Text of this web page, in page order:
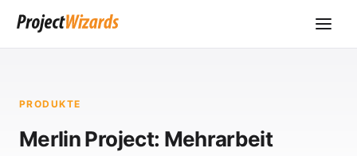
PRODUKTE
Merlin Project: Mehrarbeit